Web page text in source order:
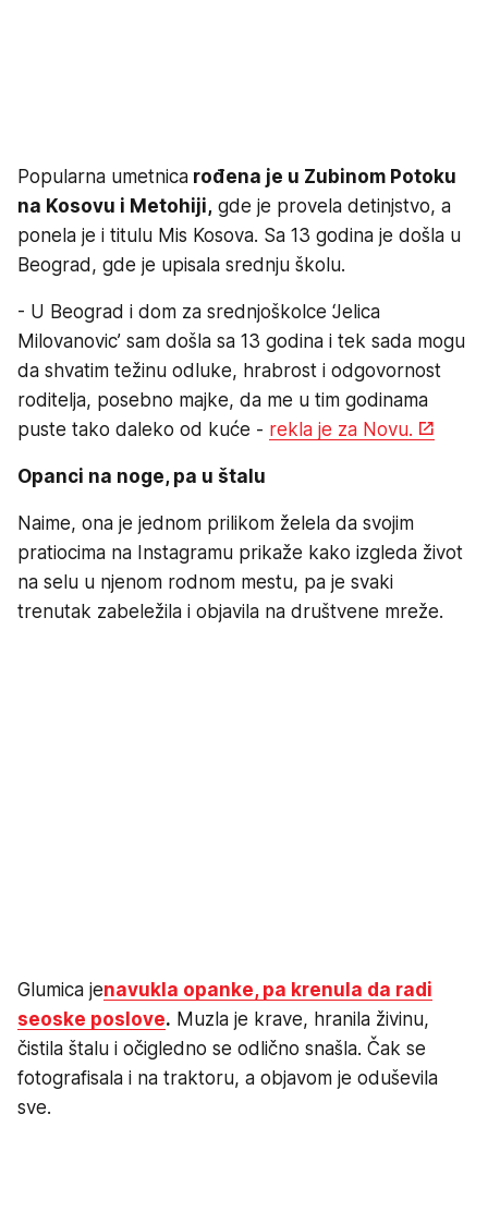
Popularna umetnica rođena je u Zubinom Potoku
na Kosovu i Metohiji, gde je provela detinjstvo, a
ponela je i titulu Mis Kosova. Sa 13 godina je došla u
Beograd, gde je upisala srednju školu.
- U Beograd i dom za srednjoškolce ‘Jelica
Milovanovic’ sam došla sa 13 godina i tek sada mogu
da shvatim težinu odluke, hrabrost i odgovornost
roditelja, posebno majke, da me u tim godinama
puste tako daleko od kuće - rekla je za Novu.
Opanci na noge, pa u štalu
Naime, ona je jednom prilikom želela da svojim
pratiocima na Instagramu prikaže kako izgleda život
na selu u njenom rodnom mestu, pa je svaki
trenutak zabeležila i objavila na društvene mreže.
Glumica jenavukla opanke, pa krenula da radi
seoske poslove. Muzla je krave, hranila živinu,
čistila štalu i očigledno se odlično snašla. Čak se
fotografisala i na traktoru, a objavom je oduševila
sve.